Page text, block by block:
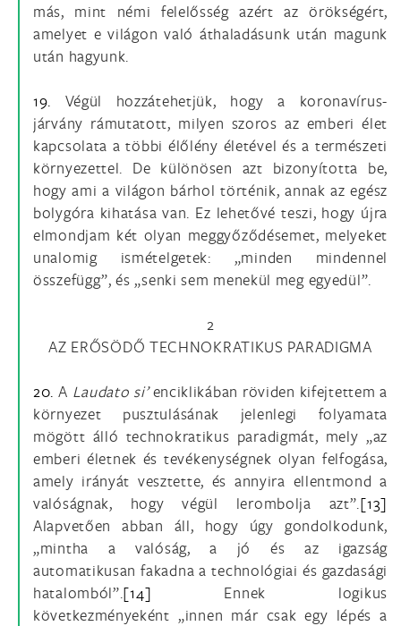
más, mint némi felelősség azért az örökségért,
amelyet e világon való áthaladásunk után magunk
után hagyunk.
19. Végül hozzátehetjük, hogy a koronavírus-
járvány rámutatott, milyen szoros az emberi élet
kapcsolata a többi élőlény életével és a természeti
környezettel. De különösen azt bizonyította be,
hogy ami a világon bárhol történik, annak az egész
bolygóra kihatása van. Ez lehetővé teszi, hogy újra
elmondjam két olyan meggyőződésemet, melyeket
unalomig ismételgetek: „minden mindennel
összefügg”, és „senki sem menekül meg egyedül”.
2
AZ ERŐSÖDŐ TECHNOKRATIKUS PARADIGMA
20. A Laudato si’enciklikában röviden kifejtettem a
környezet pusztulásának jelenlegi folyamata
mögött álló technokratikus paradigmát, mely „az
emberi életnek és tevékenységnek olyan felfogása,
amely irányát vesztette, és annyira ellentmond a
valóságnak, hogy végül lerombolja azt”.[13]
Alapvetően abban áll, hogy úgy gondolkodunk,
„mintha a valóság, a jó és az igazság
automatikusan fakadna a technológiai és gazdasági
hatalomból”.[14] Ennek logikus
következményeként „innen már csak egy lépés a